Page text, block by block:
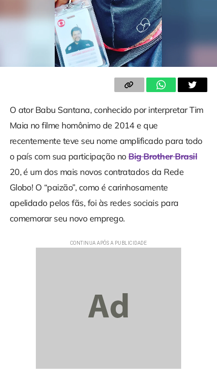
O ator Babu Santana, conhecido por interpretar Tim
Maia no filme homônimo de 2014 e que
recentemente teve seu nome amplificado para todo
o país com sua participação noBig Brother Brasil
20, é um dos mais novos contratados da Rede
Globo! O “paizão”, como é carinhosamente
apelidado pelos fãs, foi às redes sociais para
comemorar seu novo emprego.